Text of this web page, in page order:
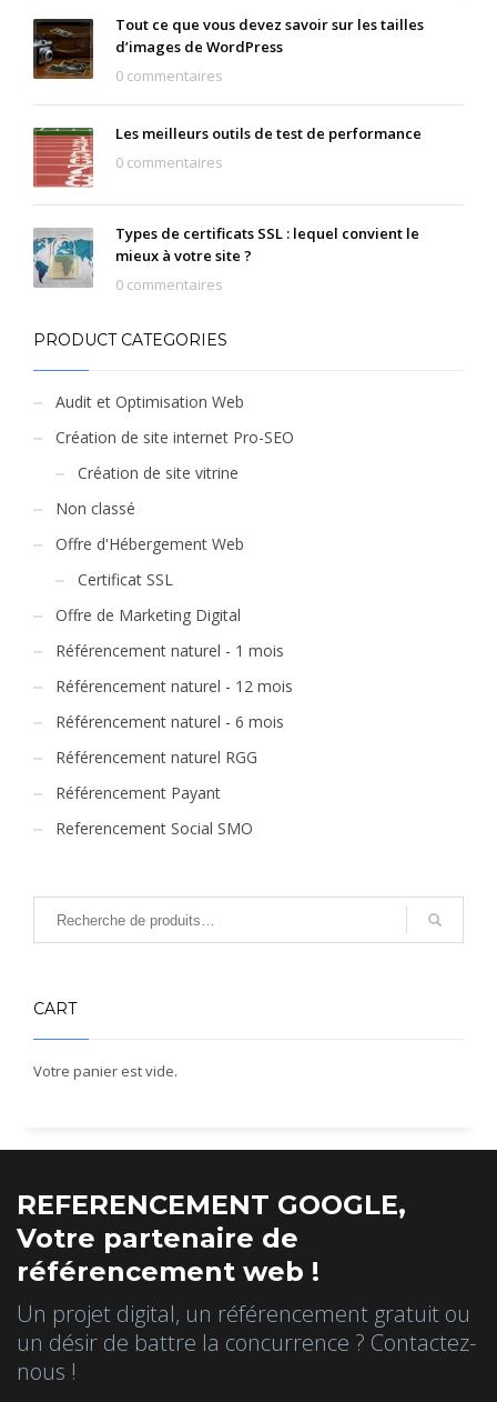
Tout ce que vous devez savoir sur les tailles
d’images de WordPress
0 commentaires
Les meilleurs outils de test de performance
0 commentaires
Types de certificats SSL : lequel convient le
mieux à votre site ?
0 commentaires
PRODUCT CATEGORIES
Audit et Optimisation Web
Création de site internet Pro-SEO
Création de site vitrine
Non classé
Offre d'Hébergement Web
Certificat SSL
Offre de Marketing Digital
Référencement naturel - 1 mois
Référencement naturel - 12 mois
Référencement naturel - 6 mois
Référencement naturel RGG
Référencement Payant
Referencement Social SMO
CART
Votre panier est vide.
REFERENCEMENT GOOGLE,
Votre partenaire de
référencement web !
Un projet digital, un référencement gratuit ou
un désir de battre la concurrence ? Contactez-
nous !